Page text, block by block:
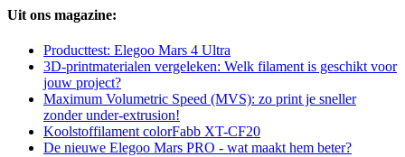
Uit ons magazine:
Producttest: Elegoo Mars 4 Ultra
3D-printmaterialen vergeleken: Welk filament is geschikt voor
jouw project?
Maximum Volumetric Speed (MVS): zo print je sneller
zonder under-extrusion!
Koolstoffilament colorFabb XT-CF20
De nieuwe Elegoo Mars PRO - wat maakt hem beter?